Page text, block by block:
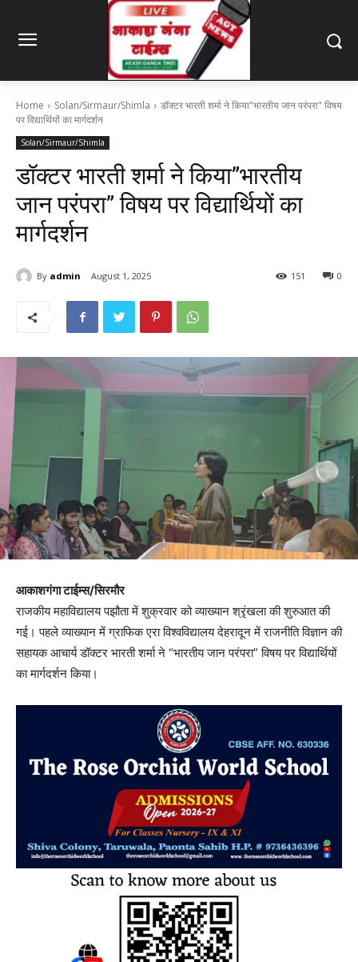
Home Solan/Sirmaur/Shimla
डॉक्टर भारती शर्मा ने किया"भारतीय जान परंपरा" विषय
पर विद्यार्थियों का मार्गदर्शन
Solan/Sirmaur/Shimla
डॉक्टर भारती शर्मा ने किया”भारतीय
जान परंपरा” विषय पर विद्यार्थियों का
मार्गदर्शन
By admin August 1, 2025 0
151
आकाशगंगा टाईम्स/सिरमौर
राजकीय महाविद्यालय पझौता में शुक्रवार को व्याख्यान श्रृंखला की शुरुआत की
गई। पहले व्याख्यान में ग्राफिक एरा विश्वविद्यालय देहरादून में राजनीति विज्ञान की
सहायक आचार्य डॉक्टर भारती शर्मा ने “भारतीय जान परंपरा” विषय पर विद्यार्थियों
का मार्गदर्शन किया।